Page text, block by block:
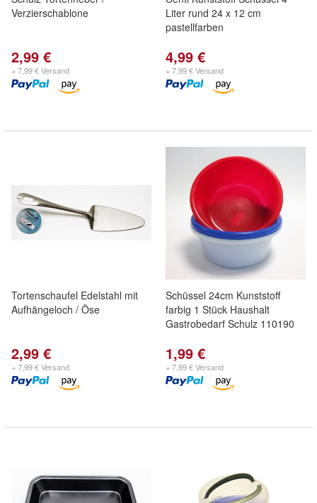
Verzierschablone
2,99 €
+ 7,99 € Versand
Liter rund 24 x 12 cm
pastellfarben
4,99 €
+ 7,99 € Versand
Tortenschaufel Edelstahl mit
Aufhängeloch / Öse
2,99 €
+ 7,99 € Versand
Schüssel 24cm Kunststoff
farbig 1 Stück Haushalt
Gastrobedarf Schulz 110190
1,99 €
+ 7,99 € Versand